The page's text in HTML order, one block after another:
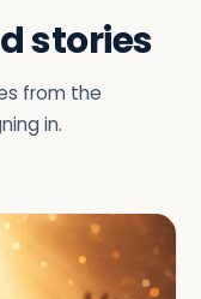
stories
from the
in.